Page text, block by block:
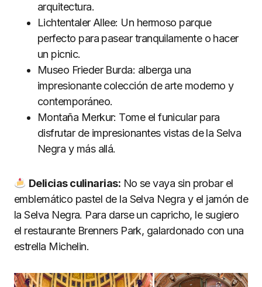
arquitectura.
Lichtentaler Allee: Un hermoso parque
perfecto para pasear tranquilamente o hacer
un picnic.
Museo Frieder Burda: alberga una
impresionante colección de arte moderno y
contemporáneo.
Montaña Merkur: Tome el funicular para
disfrutar de impresionantes vistas de la Selva
Negra y más allá.
Delicias culinarias: No se vaya sin probar el
emblemático pastel de la Selva Negra y el jamón de
la Selva Negra. Para darse un capricho, le sugiero
el restaurante Brenners Park, galardonado con una
estrella Michelin.